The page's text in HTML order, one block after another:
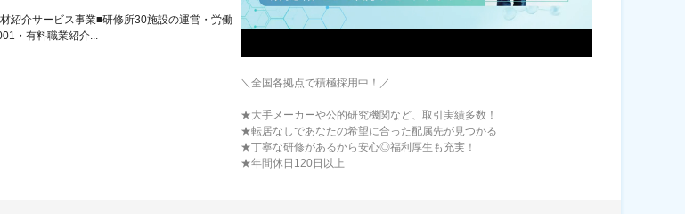
紹介サービス事業■研修所30施設の運営・労働
・有料職業紹介...
＼全国各拠点で積極採用中！／
★大手メーカーや公的研究機関など、取引実績多数！
★転居なしであなたの希望に合った配属先が見つかる
★丁寧な研修があるから安心◎福利厚生も充実！
★年間休日120日以上